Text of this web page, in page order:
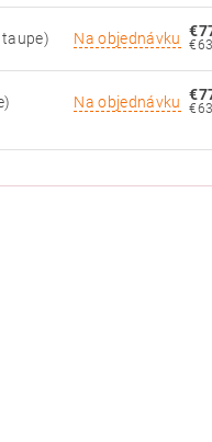
Na objednávku
Na objednávku